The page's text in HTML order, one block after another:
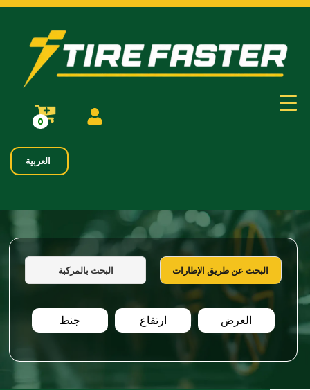
0
العربية
البحث عن طريق الإطارات البحث بالمركبة
العرض ارتفاع جنط